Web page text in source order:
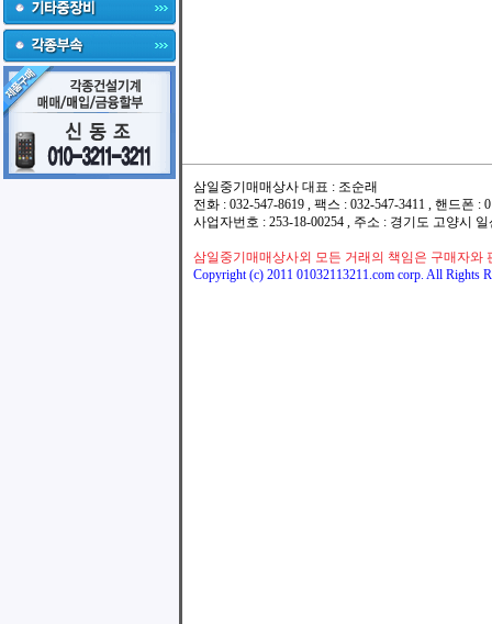
삼일중기매매상사 대표 : 조순래
전화 : 032-547-8619 , 팩스 : 032-547-3411 , 핸드폰
사업자번호 : 253-18-00254 , 주소 : 경기도 고양시
삼일중기매매상사외 모든 거래의 책임은 구매자와
Copyright (c) 2011 01032113211.com corp. All Rights